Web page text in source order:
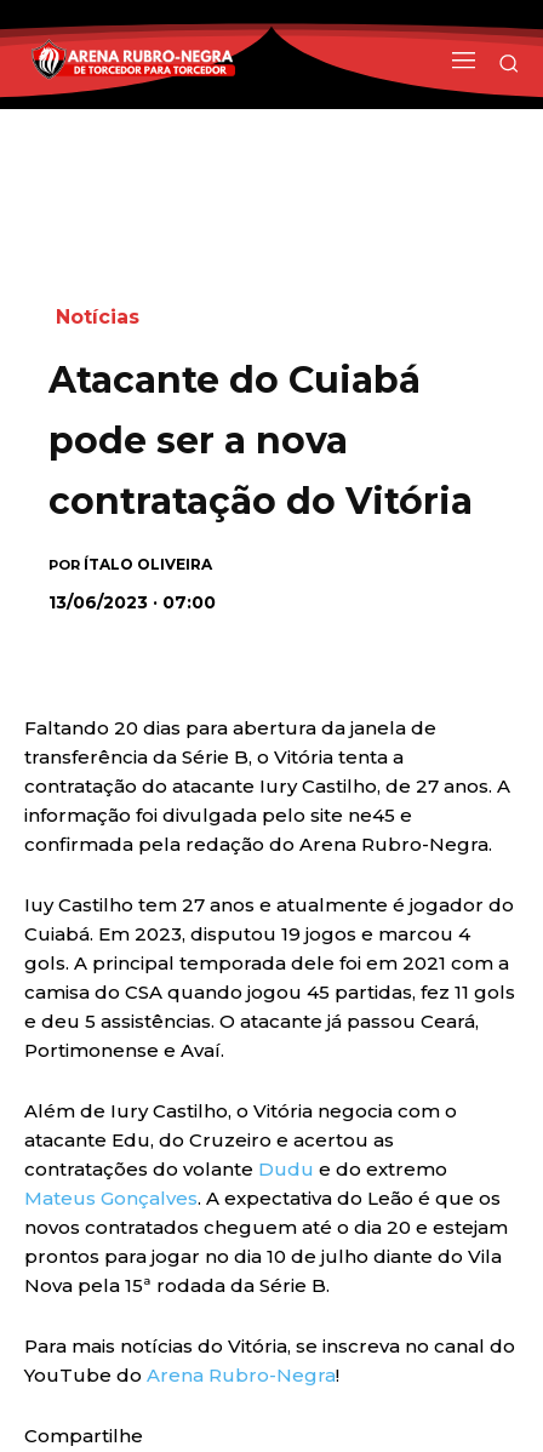
Notícias
Atacante do Cuiabá
pode ser a nova
contratação do Vitória
POR ÍTALO OLIVEIRA
13/06/2023 · 07:00
Faltando 20 dias para abertura da janela de
transferência da Série B, o Vitória tenta a
contratação do atacante Iury Castilho, de 27 anos. A
informação foi divulgada pelo site ne45 e
confirmada pela redação do Arena Rubro-Negra.
Iuy Castilho tem 27 anos e atualmente é jogador do
Cuiabá. Em 2023, disputou 19 jogos e marcou 4
gols. A principal temporada dele foi em 2021 com a
camisa do CSA quando jogou 45 partidas, fez 11 gols
e deu 5 assistências. O atacante já passou Ceará,
Portimonense e Avaí.
Além de Iury Castilho, o Vitória negocia com o
atacante Edu, do Cruzeiro e acertou as
contratações do volante Dudu e do extremo
Mateus Gonçalves. A expectativa do Leão é que os
novos contratados cheguem até o dia 20 e estejam
prontos para jogar no dia 10 de julho diante do Vila
Nova pela 15ª rodada da Série B.
Para mais notícias do Vitória, se inscreva no canal do
YouTube do Arena Rubro-Negra!
Compartilhe